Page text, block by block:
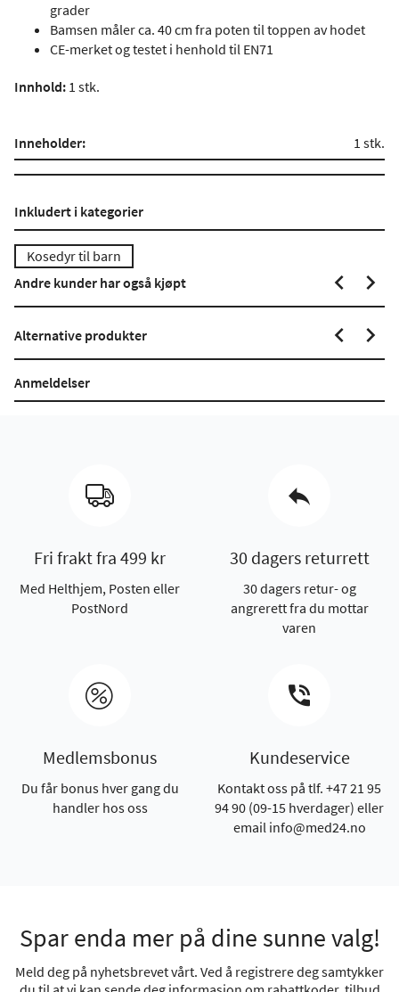
grader
Bamsen måler ca. 40 cm fra poten til toppen av hodet
CE-merket og testet i henhold til EN71
Innhold: 1 stk.
Inneholder: 1 stk.
Inkludert i kategorier
Kosedyr til barn
Andre kunder har også kjøpt
Alternative produkter
Anmeldelser
Fri frakt fra 499 kr
Med Helthjem, Posten eller
PostNord
30 dagers returrett
30 dagers retur- og
angrerett fra du mottar
varen
Medlemsbonus
Du får bonus hver gang du
handler hos oss
Kundeservice
Kontakt oss på tlf. +47 21 95
94 90 (09-15 hverdager) eller
email info@med24.no
Spar enda mer på dine sunne valg!
Meld deg på nyhetsbrevet vårt. Ved å registrere deg samtykker